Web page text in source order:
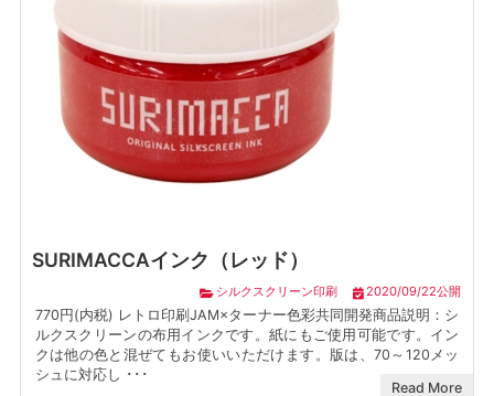
SURIMACCAインク（レッド）
シルクスクリーン印刷 2020/09/22公開
770円(内税) レトロ印刷JAM×ターナー色彩共同開発商品説明：シ
ルクスクリーンの布用インクです。紙にもご使用可能です。イン
クは他の色と混ぜてもお使いいただけます。版は、70～120メッ
シュに対応し ･･･
Read More